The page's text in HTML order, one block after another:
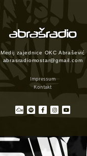
Medij zajednice OKC Abrašević
abrasradiomostar@gmail.com
Impressum
Kontakt